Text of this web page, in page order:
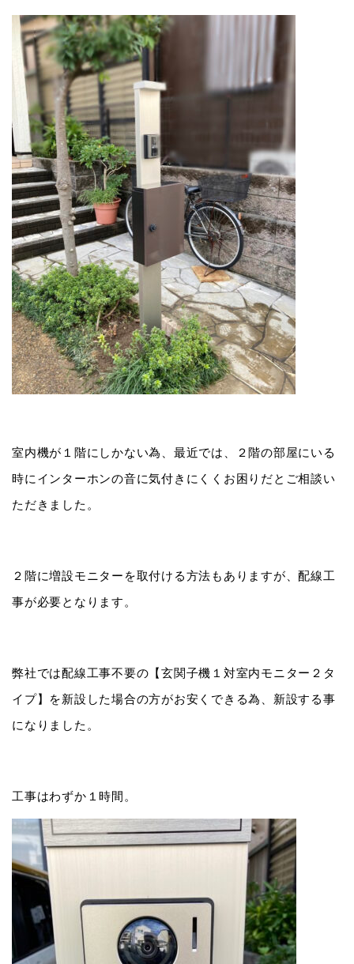
室内機が１階にしかない為、最近では、２階の部屋にいる
時にインターホンの音に気付きにくくお困りだとご相談い
ただきました。
２階に増設モニターを取付ける方法もありますが、配線工
事が必要となります。
弊社では配線工事不要の【玄関子機１対室内モニター２タ
イプ】を新設した場合の方がお安くできる為、新設する事
になりました。
工事はわずか１時間。